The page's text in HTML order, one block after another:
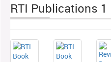
RTI Publications 1